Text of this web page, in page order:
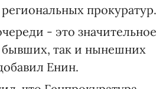
прокуратур.
- это значительное
бывших, так и нынешних
Енин.